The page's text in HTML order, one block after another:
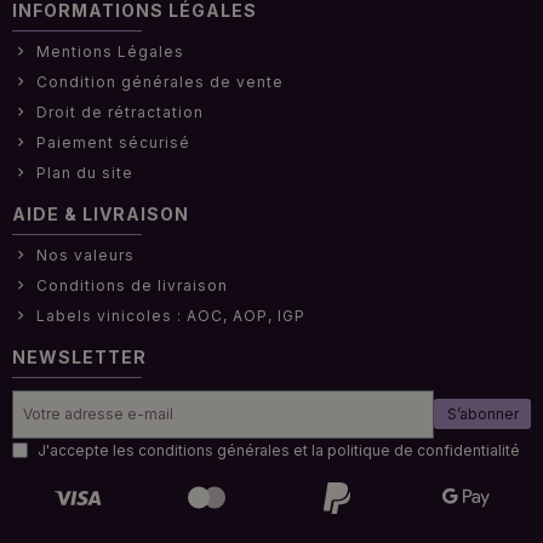
INFORMATIONS LÉGALES
Mentions Légales
Condition générales de vente
Droit de rétractation
Paiement sécurisé
Plan du site
AIDE & LIVRAISON
Nos valeurs
Conditions de livraison
Labels vinicoles : AOC, AOP, IGP
NEWSLETTER
S’abonner
J'accepte les conditions générales et la politique de confidentialité